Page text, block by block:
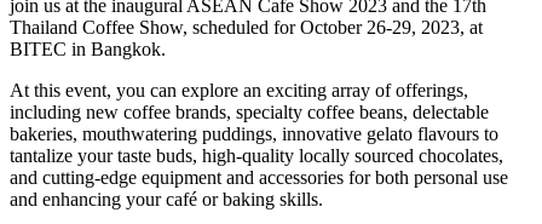
join us at the inaugural ASEAN Cafe Show 2023 and the 17th
Thailand Coffee Show, scheduled for October 26-29, 2023, at
BITEC in Bangkok.
At this event, you can explore an exciting array of offerings,
including new coffee brands, specialty coffee beans, delectable
bakeries, mouthwatering puddings, innovative gelato flavours to
tantalize your taste buds, high-quality locally sourced chocolates,
and cutting-edge equipment and accessories for both personal use
and enhancing your café or baking skills.